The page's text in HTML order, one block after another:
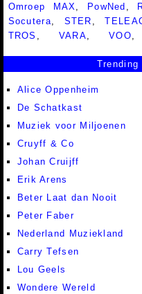
Omroep MAX
PowNed
Socutera
STER ,
TROS
VARA ,VOO
Trending
Alice Oppenheim
De Schatkast
Muziek voor Miljoenen
Cruyff & Co
Johan Cruijff
Erik Arens
Beter Laat dan Nooit
Peter Faber
Nederland Muziekland
Carry Tefsen
Lou Geels
Wondere Wereld